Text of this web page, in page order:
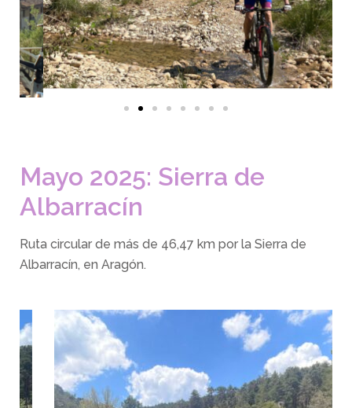
Mayo 2025: Sierra de
Albarracín
Ruta circular de más de 46,47 km por la Sierra de
Albarracín, en Aragón.